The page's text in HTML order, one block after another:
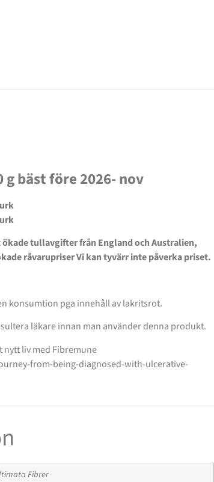
bäst före 2026- nov
tullavgifter från England och Australien,
råvarupriser Vi kan tyvärr inte påverka priset.
konsumtion pga innehåll av lakritsrot.
läkare innan man använder denna produkt.
nytt liv med Fibremune
from-being-diagnosed-with-ulcerative-
Fibrer